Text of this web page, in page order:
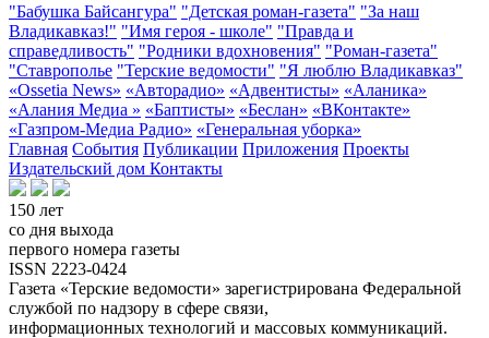
"Бабушка Байсангура" "Детская роман-газета" "За наш
Владикавказ!" "Имя героя - школе" "Правда и
справедливость" "Родники вдохновения" "Роман-газета"
"Ставрополье "Терские ведомости" "Я люблю Владикавказ"
«Ossetia News» «Авторадио» «Адвентисты» «Аланика»
«Алания Медиа » «Баптисты» «Беслан» «ВКонтакте»
«Газпром-Медиа Радио» «Генеральная уборка»
Главная События Публикации Приложения Проекты
Издательский дом Контакты
150 лет
со дня выхода
первого номера газеты
ISSN 2223-0424
Газета «Терские ведомости» зарегистрирована Федеральной
службой по надзору в сфере связи,
информационных технологий и массовых коммуникаций.